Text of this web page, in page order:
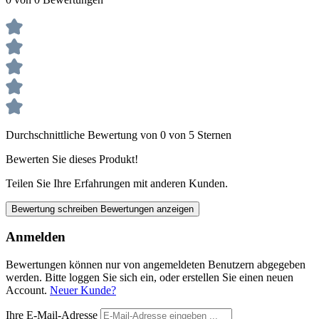
Durchschnittliche Bewertung von 0 von 5 Sternen
Bewerten Sie dieses Produkt!
Teilen Sie Ihre Erfahrungen mit anderen Kunden.
Bewertung schreiben Bewertungen anzeigen
Anmelden
Bewertungen können nur von angemeldeten Benutzern abgegeben
werden. Bitte loggen Sie sich ein, oder erstellen Sie einen neuen
Account. Neuer Kunde?
Ihre E-Mail-Adresse